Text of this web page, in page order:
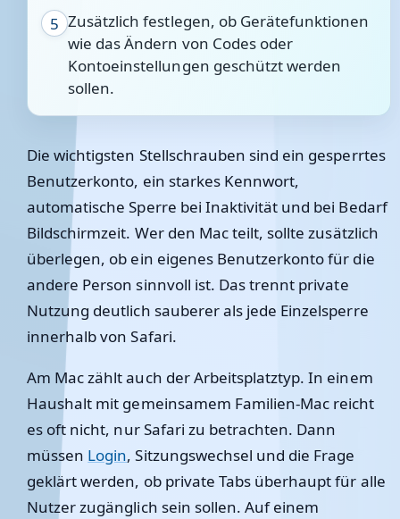
5 Zusätzlich festlegen, ob Gerätefunktionen
wie das Ändern von Codes oder
Kontoeinstellungen geschützt werden
sollen.
Die wichtigsten Stellschrauben sind ein gesperrtes
Benutzerkonto, ein starkes Kennwort,
automatische Sperre bei Inaktivität und bei Bedarf
Bildschirmzeit. Wer den Mac teilt, sollte zusätzlich
überlegen, ob ein eigenes Benutzerkonto für die
andere Person sinnvoll ist. Das trennt private
Nutzung deutlich sauberer als jede Einzelsperre
innerhalb von Safari.
Am Mac zählt auch der Arbeitsplatztyp. In einem
Haushalt mit gemeinsamem Familien-Mac reicht
es oft nicht, nur Safari zu betrachten. Dann
müssen Login, Sitzungswechsel und die Frage
geklärt werden, ob private Tabs überhaupt für alle
Nutzer zugänglich sein sollen. Auf einem